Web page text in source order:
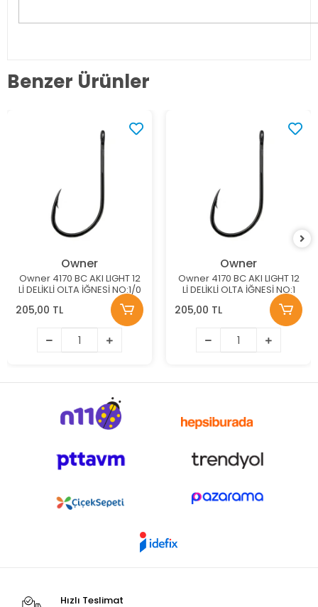
Benzer Ürünler
Owner
Owner 4170 BC AKI LIGHT 12
Lİ DELİKLİ OLTA İĞNESİ NO:1/0
205,00 TL
Owner
Owner 4170 BC AKI LIGHT 12
Lİ DELİKLİ OLTA İĞNESİ NO:1
205,00 TL
Hızlı Teslimat